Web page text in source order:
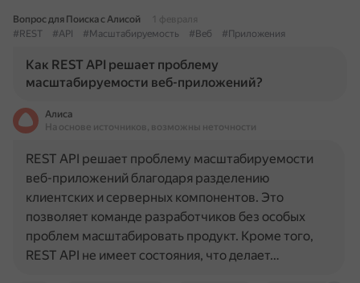
Вопрос для Поиска с Алисой
1 февраля
#REST
#API #Масштабируемость #Веб #Приложения
Как REST API решает проблему
масштабируемости веб-приложений?
Алиса
На основе источников, возможны неточности
REST API решает проблему масштабируемости
веб-приложений благодаря разделению
клиентских и серверных компонентов. Это
позволяет команде разработчиков без особых
проблем масштабировать продукт. Кроме того,
REST API не имеет состояния, что делает…